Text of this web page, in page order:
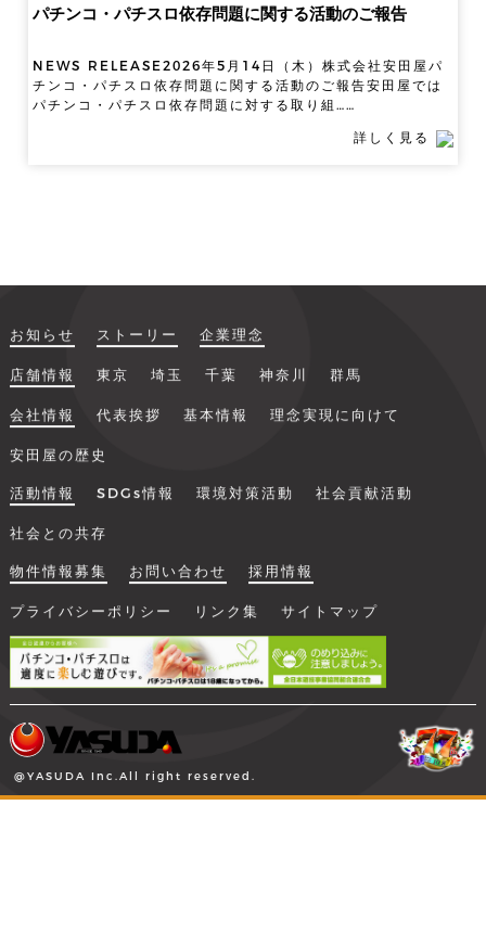
パチンコ・パチスロ依存問題に関する活動のご報告
NEWS RELEASE2026年5月14日（木）株式会社安田屋パ
チンコ・パチスロ依存問題に関する活動のご報告安田屋では
パチンコ・パチスロ依存問題に対する取り組……
詳しく見る
お知らせ ストーリー 企業理念
店舗情報 東京 埼玉 千葉 神奈川 群馬
会社情報 代表挨拶 基本情報 理念実現に向けて
安田屋の歴史
活動情報 SDGs情報 環境対策活動 社会貢献活動
社会との共存
物件情報募集 お問い合わせ 採用情報
プライバシーポリシー リンク集 サイトマップ
@YASUDA Inc.All right reserved.